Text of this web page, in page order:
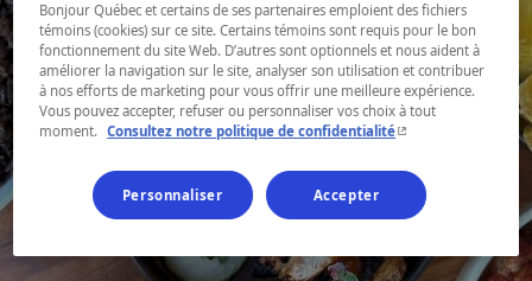
Bonjour Québec et certains de ses partenaires emploient des fichiers
témoins (cookies) sur ce site. Certains témoins sont requis pour le bon
fonctionnement du site Web. D’autres sont optionnels et nous aident à
améliorer la navigation sur le site, analyser son utilisation et contribuer
à nos efforts de marketing pour vous offrir une meilleure expérience.
Vous pouvez accepter, refuser ou personnaliser vos choix à tout
moment. Consultez notre politique de confidentialité- Cet hyperlien
Personnaliser Accepter